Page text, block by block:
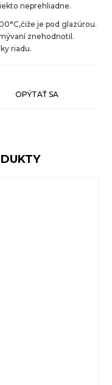
neprehliadne.
je pod glazúrou.
znehodnotil.
riadu.
OPÝTAŤ SA